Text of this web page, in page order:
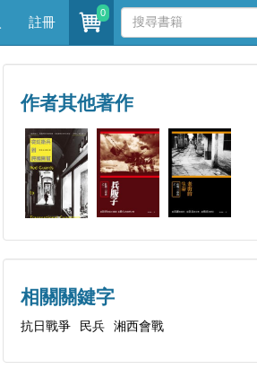
註冊
0
作者其他著作
相關關鍵字
抗日戰爭 民兵 湘西會戰